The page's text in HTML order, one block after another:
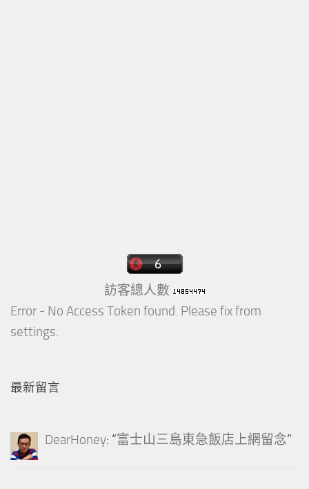
訪客總人數
Error - No Access Token found. Please fix from
settings.
最新留言
DearHoney: “富士山三島東急飯店上網留念”